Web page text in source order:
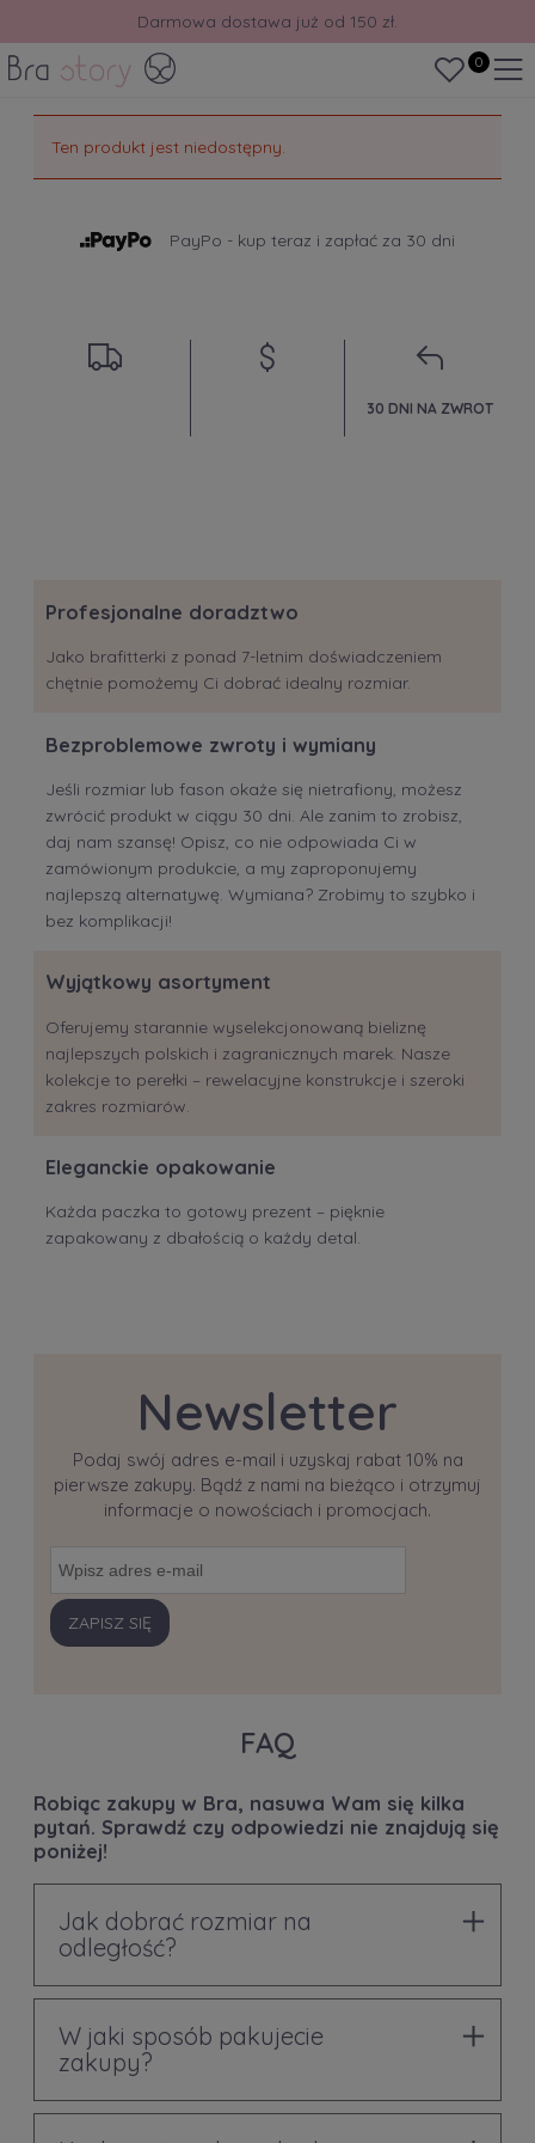
Darmowa dostawa już od 150 zł.
30 dni na zwrot lub wymianę.
0
Ten produkt jest niedostępny.
PayPo - kup teraz i zapłać za 30 dni
30 DNI NA ZWROT
Profesjonalne doradztwo
Jako brafitterki z ponad 7-letnim doświadczeniem
chętnie pomożemy Ci dobrać idealny rozmiar.
Bezproblemowe zwroty i wymiany
Jeśli rozmiar lub fason okaże się nietrafiony, możesz
zwrócić produkt w ciągu 30 dni. Ale zanim to zrobisz,
daj nam szansę! Opisz, co nie odpowiada Ci w
zamówionym produkcie, a my zaproponujemy
najlepszą alternatywę. Wymiana? Zrobimy to szybko i
bez komplikacji!
Wyjątkowy asortyment
Oferujemy starannie wyselekcjonowaną bieliznę
najlepszych polskich i zagranicznych marek. Nasze
kolekcje to perełki – rewelacyjne konstrukcje i szeroki
zakres rozmiarów.
Eleganckie opakowanie
Każda paczka to gotowy prezent – pięknie
zapakowany z dbałością o każdy detal.
Newsletter
Podaj swój adres e-mail i uzyskaj rabat 10% na
pierwsze zakupy. Bądź z nami na bieżąco i otrzymuj
informacje o nowościach i promocjach.
ZAPISZ SIĘ
FAQ
Robiąc zakupy w Bra, nasuwa Wam się kilka
pytań. Sprawdź czy odpowiedzi nie znajdują się
poniżej!
Jak dobrać rozmiar na
odległość?
W jaki sposób pakujecie
zakupy?